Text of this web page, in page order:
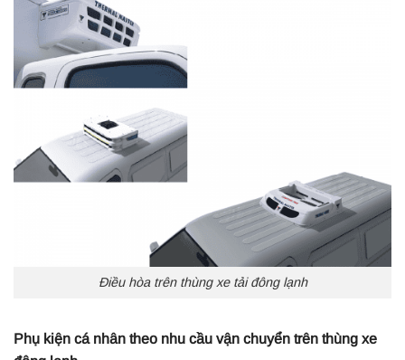
Điều hòa trên thùng xe tải đông lạnh
Phụ kiện cá nhân theo nhu cầu vận chuyển trên thùng xe